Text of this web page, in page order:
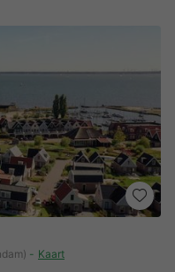
Kaart